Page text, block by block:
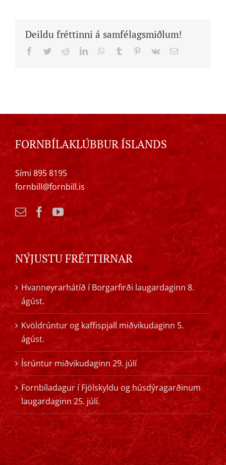
Deildu fréttinni á samfélagsmiðlum!
Facebook
TwitterRedditLinkedInWhatsApp
Tumblr Pinterest
Vk Email
FORNBÍLAKLÚBBUR ÍSLANDS
Sími 895 8195
fornbill@fornbill.is
NÝJUSTU FRÉTTIRNAR
Hvanneyrarhátíð í Borgarfirði laugardaginn 8.
ágúst.
Kvöldrúntur og kaffispjall miðvikudaginn 5.
ágúst.
Ísrúntur miðvikudaginn 29. júlí
Fornbíladagur í Fjölskyldu og húsdýragarðinum
laugardaginn 25. júlí.